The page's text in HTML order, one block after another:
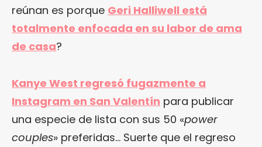
reúnan es porque Geri Halliwell está
totalmente enfocada en su labor de ama
de casa?
Kanye West regresó fugazmente a
Instagram en San Valentín para publicar
una especie de lista con sus 50 «power
couples» preferidas… Suerte que el regreso